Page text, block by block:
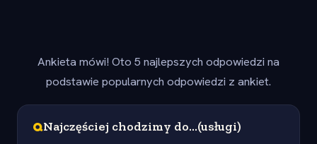
Ankieta mówi! Oto 5 najlepszych odpowiedzi na
podstawie popularnych odpowiedzi z ankiet.
QNajczęściej chodzimy do...(usługi)